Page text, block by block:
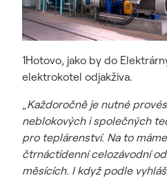
1Hotovo, jako by do
elektrokotel odjakživa.
„Každoročně je nutné
neblokových i společných
pro teplárenství. Na to
čtrnáctidenní celozávodní
měsících. I když podle